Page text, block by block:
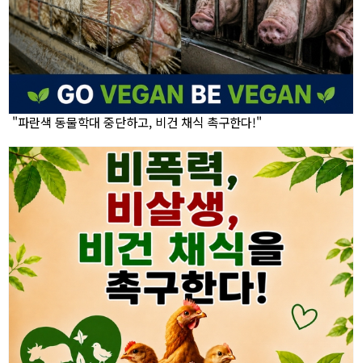
"파란색 동물학대 중단하고, 비건 채식 촉구한다!"